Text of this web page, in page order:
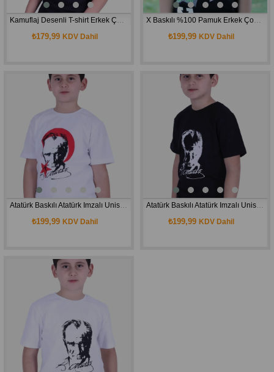
₺179,99KDV Dahil ₺199,99KDV Dahil
Atatürk Baskılı Atatürk Imzalı Unisex Çocuk T-shırt
₺199,99KDV Dahil ₺199,99KDV Dahil